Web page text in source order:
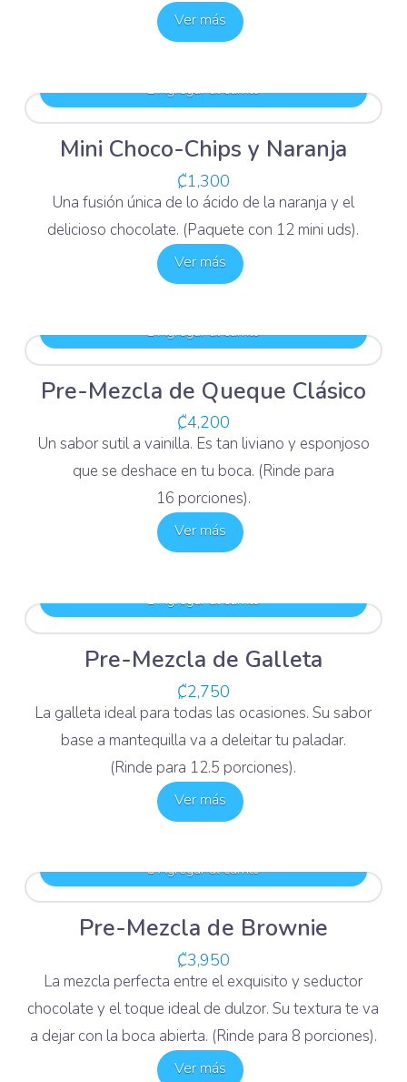
Ver más
Mini Choco-Chips y Naranja
₡1,300
Una fusión única de lo ácido de la naranja y el
delicioso chocolate. (Paquete con 12 mini uds).
Agregar al carrito
Ver más
Pre-Mezcla de Queque Clásico
₡4,200
Un sabor sutil a vainilla. Es tan liviano y esponjoso
que se deshace en tu boca. (Rinde para
16 porciones).
Agregar al carrito
Ver más
Pre-Mezcla de Galleta
₡2,750
La galleta ideal para todas las ocasiones. Su sabor
base a mantequilla va a deleitar tu paladar.
(Rinde para 12.5 porciones).
Agregar al carrito
Ver más
Pre-Mezcla de Brownie
₡3,950
La mezcla perfecta entre el exquisito y seductor
chocolate y el toque ideal de dulzor. Su textura te va
a dejar con la boca abierta. (Rinde para 8 porciones).
Agregar al carrito
Ver más